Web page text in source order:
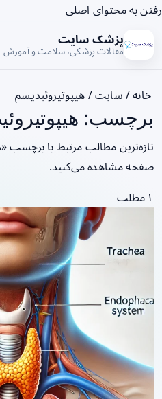
رفتن به محتوای اصلی
پزشک سایت
مقالات پزشکی، سلامت و آموزش
خانه/ سایت/ هیپوتیروئیدیسم
برچسب:
تازه‌ترین مطالب مرتبط با برچسب
صفحه مشاهده می‌کنید.
۱ مطلب